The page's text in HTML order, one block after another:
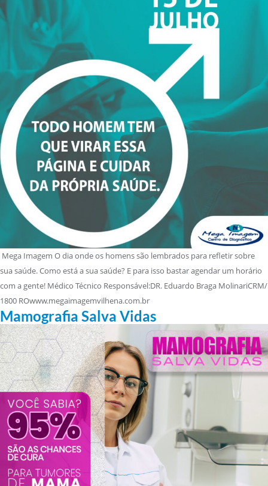
Mega Imagem O dia onde os homens são lembrados para refletir sobre
sua saúde. Como está a sua saúde? E para isso bastar agendar um horário
com a gente! Médico Técnico Responsável:DR. Eduardo Braga MolinariCRM/
1800 ROwww.megaimagemvilhena.com.br
Mamografia Salva Vidas